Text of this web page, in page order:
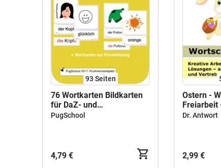
93 Seiten
76 Wortkarten Bildkarten
für DaZ- und
Sprachförderung und
PugSchool
4,79 €
Ostern -
Freiarbeit
Dr. Antwort
2,99 €